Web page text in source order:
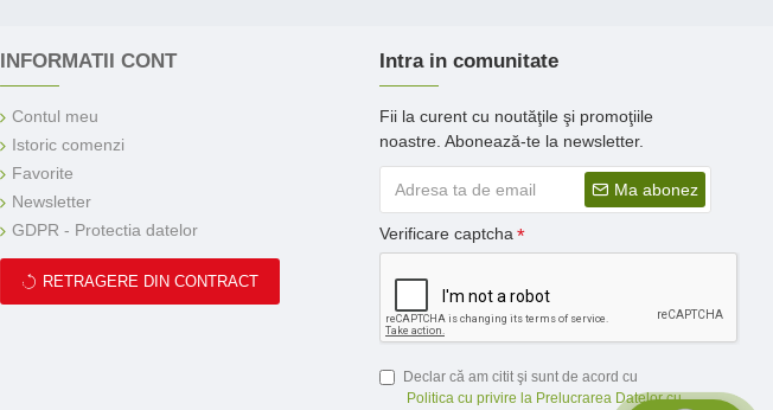
INFORMATII CONT
Contul meu
Istoric comenzi
Favorite
Newsletter
GDPR - Protectia datelor
RETRAGERE DIN CONTRACT
Intra in comunitate
Fii la curent cu noutăţile şi promoţiile
noastre. Abonează-te la newsletter.
Ma abonez
Verificare captcha
Declar că am citit şi sunt de acord cu
Politica cu privire la Prelucrarea Datelor cu